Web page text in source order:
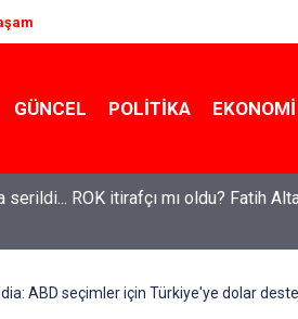
GÜNCEL POLITIKA EKONOMI
çarpıcı yazı: 'Bu sürecin kırılma
ABD seçimler için Türkiye'ye dolar